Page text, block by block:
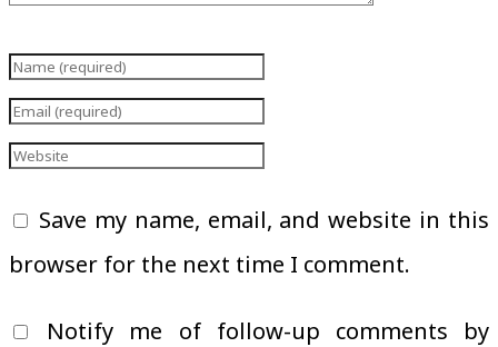
Save my name, email, and website in this
browser for the next time I comment.
Notify me of follow-up comments by